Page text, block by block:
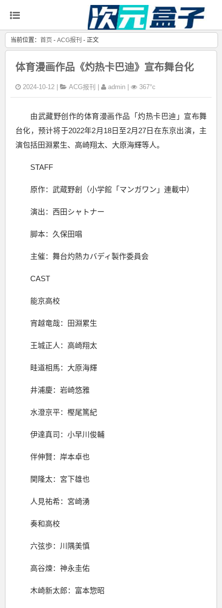
当前位置： 首页 - ACG报刊 - 正文
体育漫画作品《灼热卡巴迪》宣布舞台化
2024-10-12 | ACG报刊 admin | 367°c
由武藏野创作的体育漫画作品「灼热卡巴迪」宣布舞
台化，预计将于2022年2月18日至2月27日在东京出演，主
演包括田淵累生、高崎翔太、大原海輝等人。
STAFF
原作：武蔵野創（小学館「マンガワン」連載中）
演出：西田シャトナー
脚本：久保田唱
主催：舞台灼熱カバディ製作委員会
CAST
能京高校
宵越竜哉：田淵累生
王城正人：高崎翔太
畦道相馬：大原海輝
井浦慶：岩崎悠雅
水澄京平：樫尾篤紀
伊達真司：小早川俊輔
伴伸賢：岸本卓也
関隆太：宮下雄也
人見祐希：宮崎湧
奏和高校
六弦歩：川隅美慎
高谷煉：神永圭佑
木崎新太郎：富本惣昭